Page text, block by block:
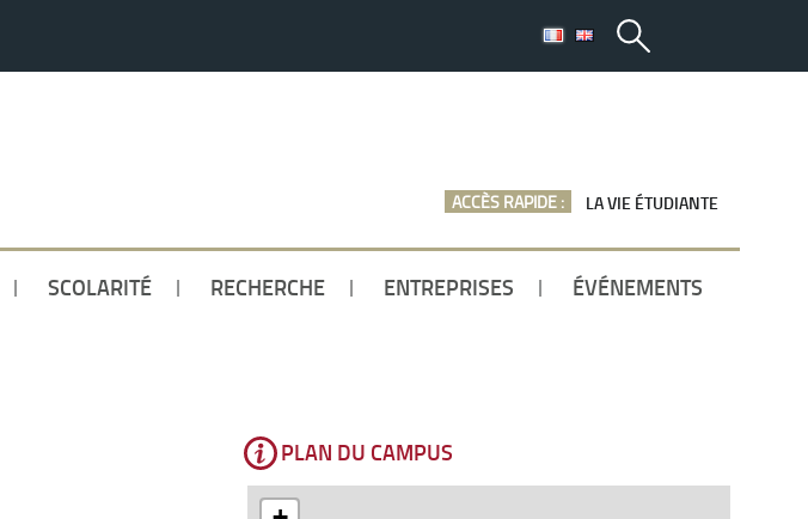
ACCÈS RAPIDE : LA VIE ÉTUDIANTE
SCOLARITÉ RECHERCHE ENTREPRISES ÉVÉNEMENTS
PLAN DU CAMPUS